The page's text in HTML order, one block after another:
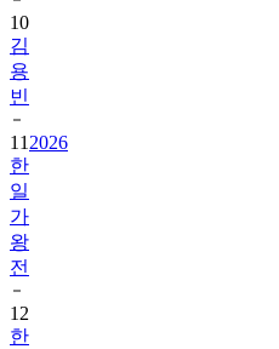
10
김
용
빈
11 2026
한
일
가
왕
전
12
한